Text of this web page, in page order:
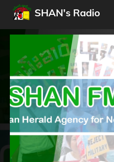
SHAN's Radio